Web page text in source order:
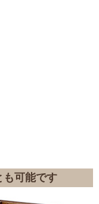
も可能です